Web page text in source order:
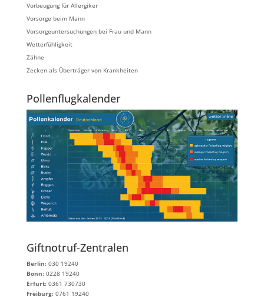
Vorbeugung für Allergiker
Vorsorge beim Mann
Vorsorgeuntersuchungen bei Frau und Mann
Wetterfühligkeit
Zähne
Zecken als Überträger von Krankheiten
Pollenflugkalender
Giftnotruf-Zentralen
Berlin:030 19240
Bonn:0228 19240
Erfurt:0361 730730
Freiburg:0761 19240